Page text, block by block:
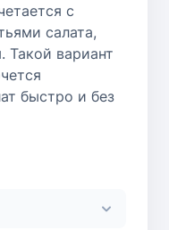
с
салата,
Такой вариант
быстро и без